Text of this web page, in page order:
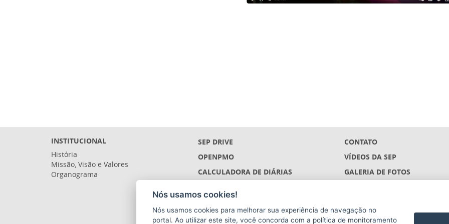
INSTITUCIONAL
História
Missão, Visão e Valores
Organograma
SEP DRIVE
OPENPMO
CALCULADORA DE DIÁRIAS
SIGES (DESCONTINUADO)
CONTATO
VÍDEOS DA SEP
GALERIA DE FOTOS
Nós usamos cookies!
Nós usamos cookies para melhorar sua experiência de navegação no
portal. Ao utilizar este site, você concorda com a política de monitoramento